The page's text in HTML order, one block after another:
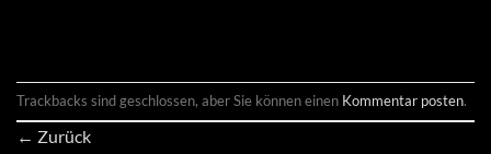
Trackbacks sind geschlossen, aber Sie können einen Kommentar posten.
← Zurück